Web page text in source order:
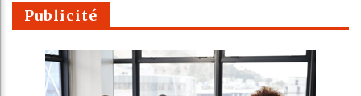
Publicité